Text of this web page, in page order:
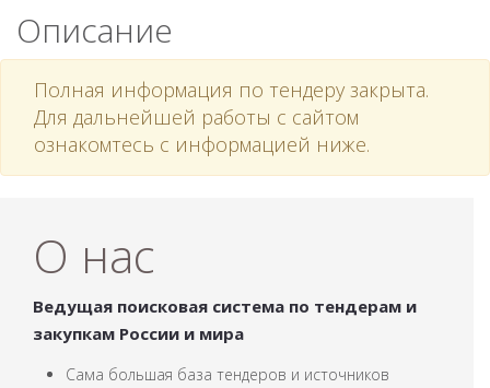
Описание
Полная информация по тендеру закрыта.
Для дальнейшей работы с сайтом
ознакомтесь с информацией ниже.
О нас
Ведущая поисковая система по тендерам и
закупкам России и мира
Сама большая база тендеров и источников